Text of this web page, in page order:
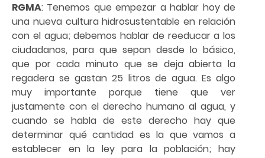
RGMA: Tenemos que empezar a hablar hoy de
una nueva cultura hidrosustentable en relación
con el agua; debemos hablar de reeducar a los
ciudadanos, para que sepan desde lo básico,
que por cada minuto que se deja abierta la
regadera se gastan 25 litros de agua. Es algo
muy importante porque tiene que ver
justamente con el derecho humano al agua, y
cuando se habla de este derecho hay que
determinar qué cantidad es la que vamos a
establecer en la ley para la población; hay